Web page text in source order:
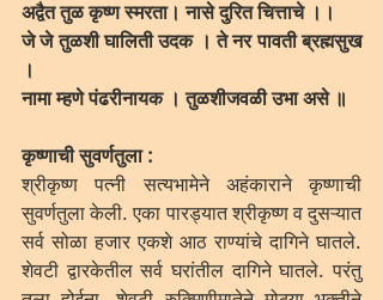
अद्वैत तुळ कृष्ण स्मरता। नासे दुरित चित्ताचे ।।
जे जे तुळशी घालिती उदक । ते नर पावती ब्रह्मसुख
।
नामा म्हणे पंढरीनायक । तुळशीजवळी उभा असे ॥
कृष्णाची सुवर्णतुला :
श्रीकृष्ण पत्नी सत्यभामेने अहंकाराने कृष्णाची
सुवर्णतुला केली. एका पारड्यात श्रीकृष्ण व दुसऱ्यात
सर्व सोळा हजार एकशे आठ राण्यांचे दागिने घातले.
शेवटी द्वारकेतील सर्व घरांतील दागिने घातले. परंतु